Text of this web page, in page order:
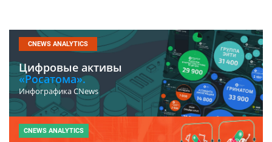
CNEWS ANALYTICS
Цифровые активы
«Росатома».
Инфографика CNews
CNEWS ANALYTICS